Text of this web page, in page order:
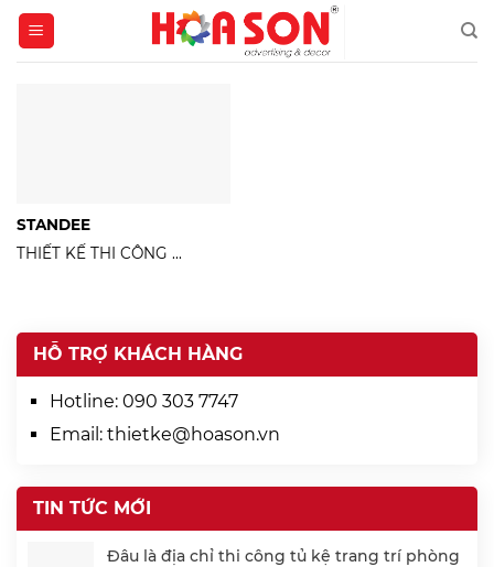
Skip
content
STANDEE
THIẾT KẾ THI CÔNG ...
HỖ TRỢ KHÁCH HÀNG
Hotline: 090 303 7747
Email: thietke@hoason.vn
TIN TỨC MỚI
Đâu là địa chỉ thi công tủ kệ trang trí phòng